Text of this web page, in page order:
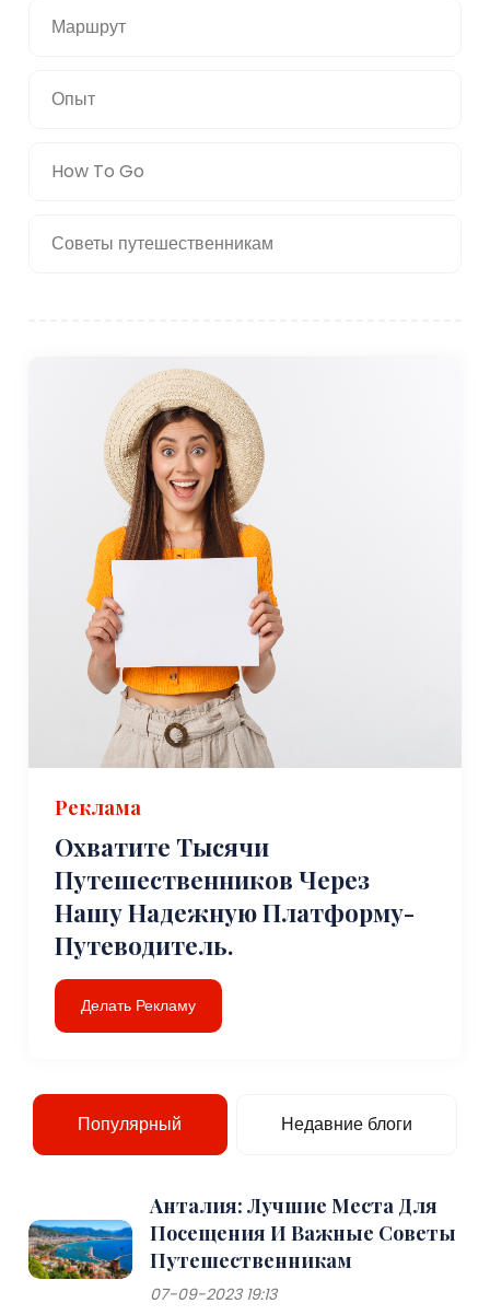
Маршрут
Опыт
How To Go
Советы путешественникам
Реклама
Охватите Тысячи
Путешественников Через
Нашу Надежную Платформу-
Путеводитель.
Делать Рекламу
Популярный Недавние блоги
Анталия: Лучшие Места Для
Посещения И Важные Советы
Путешественникам
07-09-2023 19:13